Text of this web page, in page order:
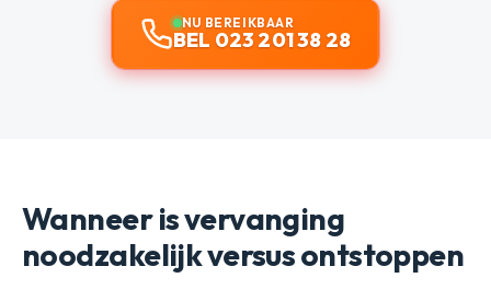
NU BEREIKBAAR
BEL 023 201 38 28
Wanneer is vervanging
noodzakelijk versus ontstoppen